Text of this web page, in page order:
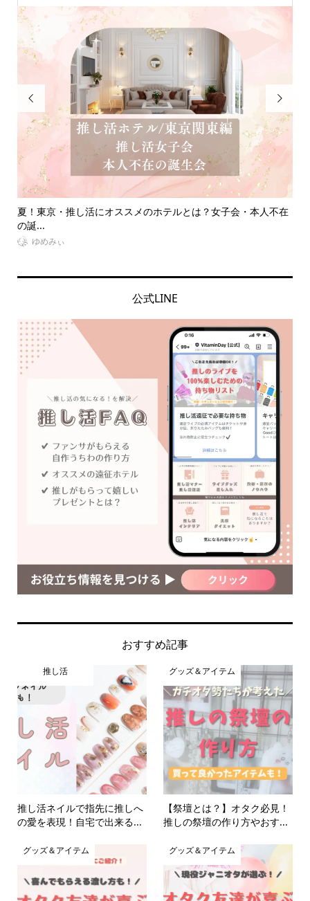

・本人不在
ジャニオタの量産型は絶滅危惧種！？最新の推し活トレ

公式LINE
おすすめ記事
推し活
推し活ネイルで指先に推しへ
の愛を表現！自宅で出来る...
グッズ＆アイテム
【祭壇とは？】オタク必見！
推しの祭壇の作り方やおす...
グッズ＆アイテム グッズ＆アイテム